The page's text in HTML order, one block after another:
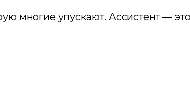
многие упускают. Ассистент —